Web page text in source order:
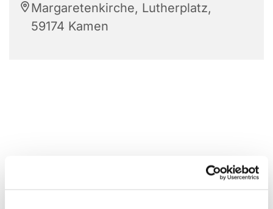
Margaretenkirche, Lutherplatz,
59174 Kamen